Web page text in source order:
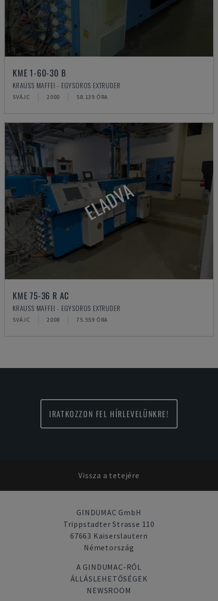
KME 1-60-30 B
KRAUSS MAFFEI - EGYSOROS EXTRUDER
SVÁJC 2000 58.139 ÓRA
ELADVA
KME 75-36 R AC
KRAUSS MAFFEI - EGYSOROS EXTRUDER
SVÁJC 2008 75.559 ÓRA
IRATKOZZON FEL HÍRLEVELÜNKRE!
Vissza a tetejére
GINDUMAC GmbH
Trippstadter Strasse 110
67663 Kaiserslautern
Németország
A GINDUMAC-RÓL
ÁLLÁSLEHETŐSÉGEK
NEWSROOM